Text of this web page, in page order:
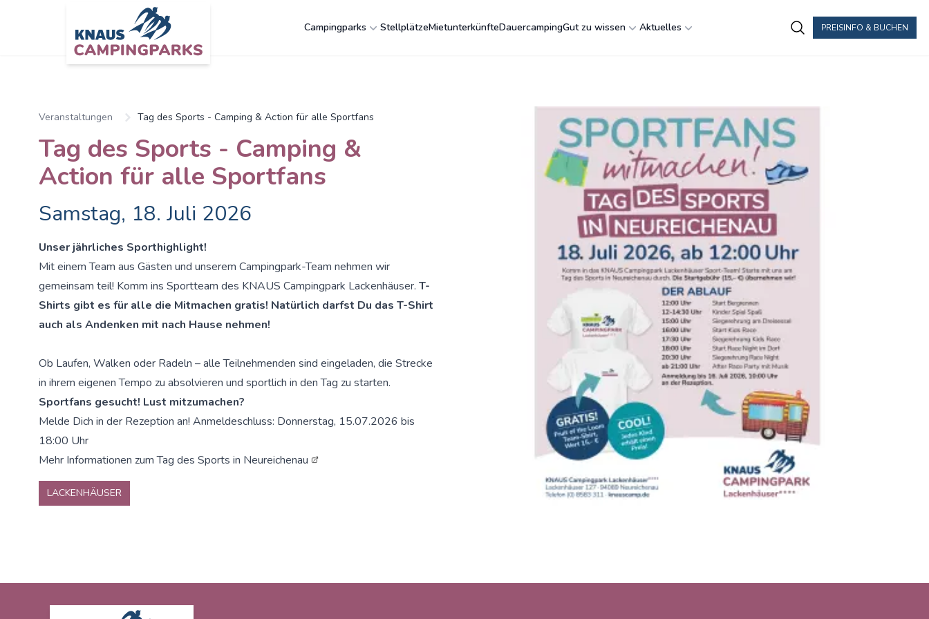
Zum Hauptinhalt springen
PREISINFO & BUCHEN
Campingparks StellplätzeMietunterkünfteDauercampingGut zu wissen Aktuelles
Veranstaltungen Tag des Sports - Camping & Action für alle Sportfans
Tag des Sports - Camping &
Action für alle Sportfans
Samstag, 18. Juli 2026
Unser jährliches Sporthighlight!
Mit einem Team aus Gästen und unserem Campingpark-Team nehmen wir
gemeinsam teil! Komm ins Sportteam des KNAUS Campingpark Lackenhäuser. T-
Shirts gibt es für alle die Mitmachen gratis! Natürlich darfst Du das T-Shirt
auch als Andenken mit nach Hause nehmen!
Ob Laufen, Walken oder Radeln – alle Teilnehmenden sind eingeladen, die Strecke
in ihrem eigenen Tempo zu absolvieren und sportlich in den Tag zu starten.
Sportfans gesucht! Lust mitzumachen?
Melde Dich in der Rezeption an! Anmeldeschluss: Donnerstag, 15.07.2026 bis
18:00 Uhr
Mehr Informationen zum Tag des Sports in Neureichenau
LACKENHÄUSER